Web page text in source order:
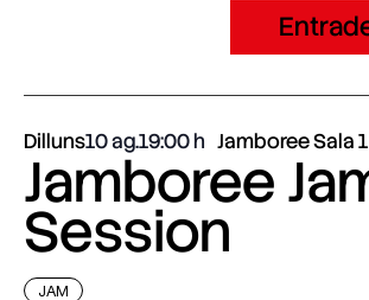
Dilluns10 ag.19:00 Jamboree Sala 1
Jamboree
Session
JAM